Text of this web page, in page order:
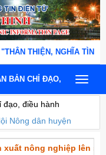
NGHĨA TÌNH, TẬN
BẢN CHỈ ĐẠO, ĐIỀU HÀNH
Toggle
đạo, điều hành
Nông dân huyện
xuất nông nghiệp lên